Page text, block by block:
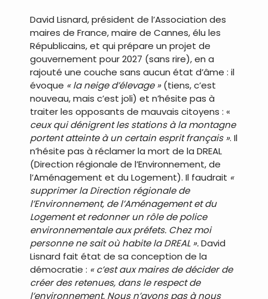
David Lisnard, président de l’Association des
maires de France, maire de Cannes, élu les
Républicains, et qui prépare un projet de
gouvernement pour 2027 (sans rire), en a
rajouté une couche sans aucun état d’âme : il
évoque « la neige d’élevage »(tiens, c’est
nouveau, mais c’est joli) et n’hésite pas à
traiter les opposants de mauvais citoyens : «
ceux qui dénigrent les stations à la montagne
portent atteinte à un certain esprit français ». Il
n’hésite pas à réclamer la mort de la DREAL
(Direction régionale de l’Environnement, de
l’Aménagement et du Logement). Il faudrait «
supprimer la Direction régionale de
l’Environnement, de l’Aménagement et du
Logement et redonner un rôle de police
environnementale aux préfets. Chez moi
personne ne sait où habite la DREAL ».David
Lisnard fait état de sa conception de la
démocratie : « c’est aux maires de décider de
créer des retenues, dans le respect de
l’environnement. Nous n’avons pas à nous